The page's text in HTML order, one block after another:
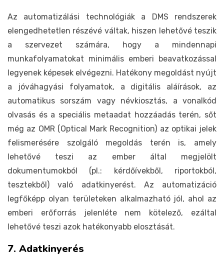
Az automatizálási technológiák a DMS rendszerek
elengedhetetlen részévé váltak, hiszen lehetővé teszik
a szervezet számára, hogy a mindennapi
munkafolyamatokat minimális emberi beavatkozással
legyenek képesek elvégezni. Hatékony megoldást nyújt
a jóváhagyási folyamatok, a digitális aláírások, az
automatikus sorszám vagy névkiosztás, a vonalkód
olvasás és a speciális metaadat hozzáadás terén, sőt
még az OMR (Optical Mark Recognition) az optikai jelek
felismerésére szolgáló megoldás terén is, amely
lehetővé teszi az ember által megjelölt
dokumentumokból (pl.: kérdőívekből, riportokból,
tesztekből) való adatkinyerést. Az automatizáció
legfőképp olyan területeken alkalmazható jól, ahol az
emberi erőforrás jelenléte nem kötelező, ezáltal
lehetővé teszi azok hatékonyabb elosztását.
7. Adatkinyerés